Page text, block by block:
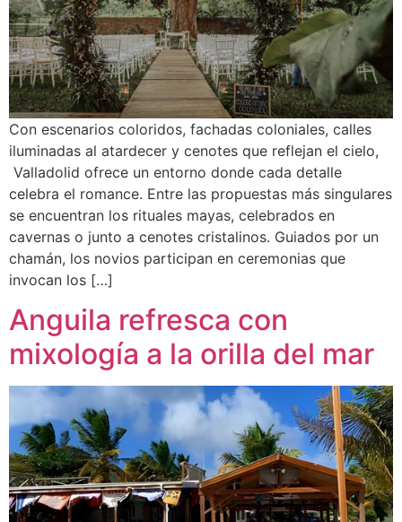
Con escenarios coloridos, fachadas coloniales, calles
iluminadas al atardecer y cenotes que reflejan el cielo,
Valladolid ofrece un entorno donde cada detalle
celebra el romance. Entre las propuestas más singulares
se encuentran los rituales mayas, celebrados en
cavernas o junto a cenotes cristalinos. Guiados por un
chamán, los novios participan en ceremonias que
invocan los […]
Anguila refresca con
mixología a la orilla del mar